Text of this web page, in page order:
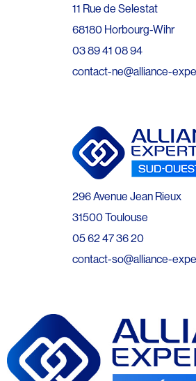
11 Rue de Selestat
68180 Horbourg-Wihr
03 89 41 08 94
contact-ne@alliance-
296 Avenue Jean Rieux
31500 Toulouse
05 62 47 36 20
contact-so@alliance-